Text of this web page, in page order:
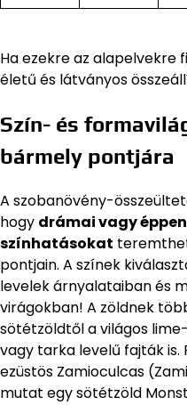
Ha ezekre az alapelvekre
életű és látványos
Szín- és
bármely pontjára
A szobanövény-
hogy drámai vagy
színhatásokat
pontjain. A színek
levelek árnyalataiban és
virágokban! A zöldnek
sötétzöldtől a világos
vagy tarka levelű fajták is.
ezüstös Zamioculcas
mutat egy sötétzöld